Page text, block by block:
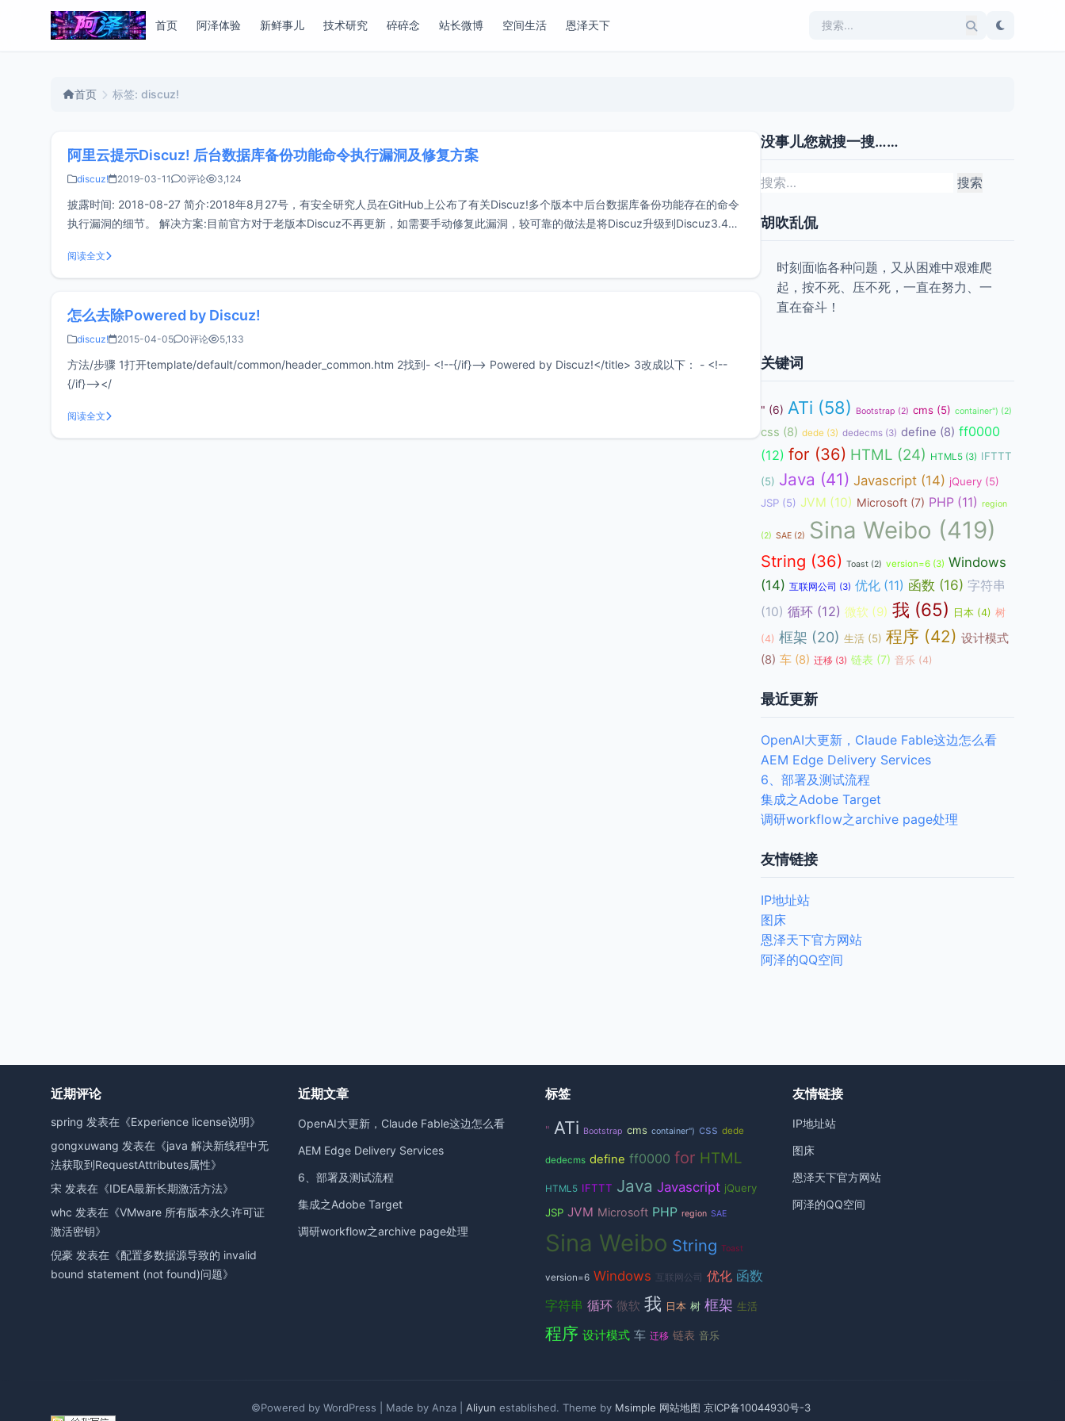
首页 阿泽体验 新鲜事儿 技术研究 碎碎念 站长微博 空间生活 恩泽天下
首页 标签: discuz!
阿里云提示Discuz! 后台数据库备份功能命令执行漏洞及修复方案
discuz! 2019-03-11 0评论 3,124
披露时间: 2018-08-27 简介:2018年8月27号，有安全研究人员在GitHub上公布了有关Discuz!多个版本中后台数据库备份功能存在的命令
执行漏洞的细节。 解决方案:目前官方对于老版本Discuz不再更新，如需要手动修复此漏洞，较可靠的做法是将Discuz升级到Discuz3.4或
阅读全文
怎么去除Powered by Discuz!
discuz! 2015-04-05 0评论 5,133
方法/步骤 1打开template/default/common/header_common.htm 2找到- <!--{/if}--> Powered by Discuz!</title> 3改成以下： - <!--
{/if}--></
阅读全文
没事儿您就搜一搜……
搜
胡吹乱侃
时刻面临各种问题，又从困难中艰难爬
起，按不死、压不死，一直在努力、一
直在奋斗！
关键词
" (6) ATi (58) Bootstrap (2) cms (5) container") (2)
css (8) dede (3) dedecms (3) define (8) ff0000
(12) for (36) HTML (24) HTML5 (3) IFTTT
(5) Java (41) Javascript (14) jQuery (5)
JSP (5) JVM (10) Microsoft (7) PHP (11) region
(2) SAE (2) Sina Weibo (419)
String (36) Toast (2) version=6 (3) Windows
(14) 互联网公司 (3) 优化 (11) 函数 (16) 字符串
(10) 循环 (12) 微软 (9) 我 (65) 日本 (4) 树
(4) 框架 (20) 生活 (5) 程序 (42) 设计模式
(8) 车 (8) 迁移 (3) 链表 (7) 音乐 (4)
最近更新
OpenAI大更新，Claude Fable这边怎么看
AEM Edge Delivery Services
6、部署及测试流程
集成之Adobe Target
调研workflow之archive page处理
友情链接
IP地址站
图床
恩泽天下官方网站
阿泽的QQ空间
近期评论
spring 发表在《Experience license说明》
gongxuwang 发表在《java 解决新线程中无
法获取到RequestAttributes属性》
宋 发表在《IDEA最新长期激活方法》
whc 发表在《VMware 所有版本永久许可证
激活密钥》
倪豪 发表在《配置多数据源导致的 invalid
bound statement (not found)问题》
近期文章
OpenAI大更新，Claude Fable这边怎么看
AEM Edge Delivery Services
6、部署及测试流程
集成之Adobe Target
调研workflow之archive page处理
标签
" ATi Bootstrap cms container") css dede
dedecms define ff0000 for HTML
HTML5 IFTTT Java Javascript jQuery
JSP JVM Microsoft PHP region SAE
Sina Weibo String Toast
version=6 Windows 互联网公司 优化 函数
字符串 循环 微软 我 日本 树 框架 生活
程序 设计模式 车 迁移 链表 音乐
友情链接
IP地址站
图床
恩泽天下官方网站
阿泽的QQ空间
©Powered by WordPress | Made by Anza | Aliyun established. Theme by Msimple 网站地图 京ICP备10044930号-3